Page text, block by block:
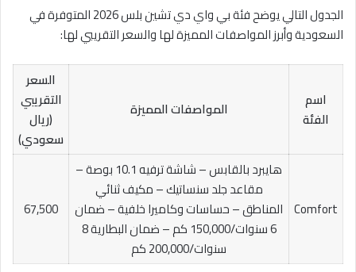
الجدول التالي يوضح فئة بي واي دي تشين بلس 2026 المتوفرة في
السعودية وأبرز المواصفات المميزة لها والسعر التقريبي لها:
اسم
الفئة
المواصفات المميزة
السعر
التقريبي
(ريال
سعودي)
Comfort
هايبرد بالقابس – شاشة ترفيه 10.1 بوصة –
مقاعد جلد سنساتيك – مكيف ثنائي
المناطق – حساسات وكاميرا خلفية – ضمان
6 سنوات/150,000 كم – ضمان البطارية 8
سنوات/200,000 كم
67,500